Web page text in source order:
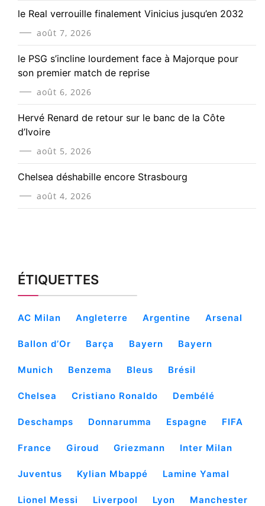
le Real verrouille finalement Vinicius jusqu’en 2032
août 7, 2026
le PSG s’incline lourdement face à Majorque pour
son premier match de reprise
août 6, 2026
Hervé Renard de retour sur le banc de la Côte
d’Ivoire
août 5, 2026
Chelsea déshabille encore Strasbourg
août 4, 2026
ÉTIQUETTES
AC Milan Angleterre Argentine Arsenal
Ballon d’Or Barça Bayern Bayern
Munich Benzema Bleus Brésil
Chelsea Cristiano Ronaldo Dembélé
Deschamps Donnarumma Espagne FIFA
France Giroud Griezmann Inter Milan
Juventus Kylian Mbappé Lamine Yamal
Lionel Messi Liverpool Lyon Manchester